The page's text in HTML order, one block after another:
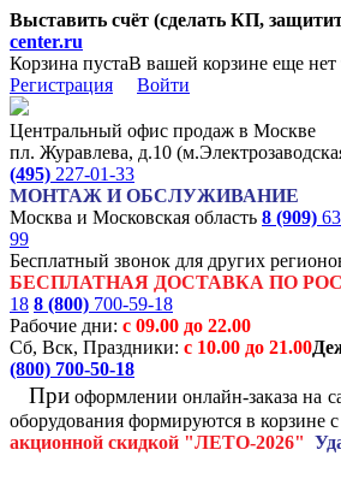
Выставить счёт (сделать КП,
center.ru
Корзина пустаВ вашей корзине еще нет
Регистрация
Войти
Центральный офис продаж в Москве
пл. Журавлева, д.10
(495) 227-01-33
МОНТАЖ И ОБСЛУЖИВАНИЕ
Москва и Московская область 8 (909)
99
Бесплатный звонок для других
БЕСПЛАТНАЯ ДОСТАВКА ПО
18 8 (800) 700-59-18
Рабочие дни: с 09.00 до 22.00
Сб, Вск, Праздники: с 10.00 до 21.00
(800) 700-50-18
При оформлении онлайн-заказа на
оборудования формируются в корзине
акционной скидкой "ЛЕТО-2026"